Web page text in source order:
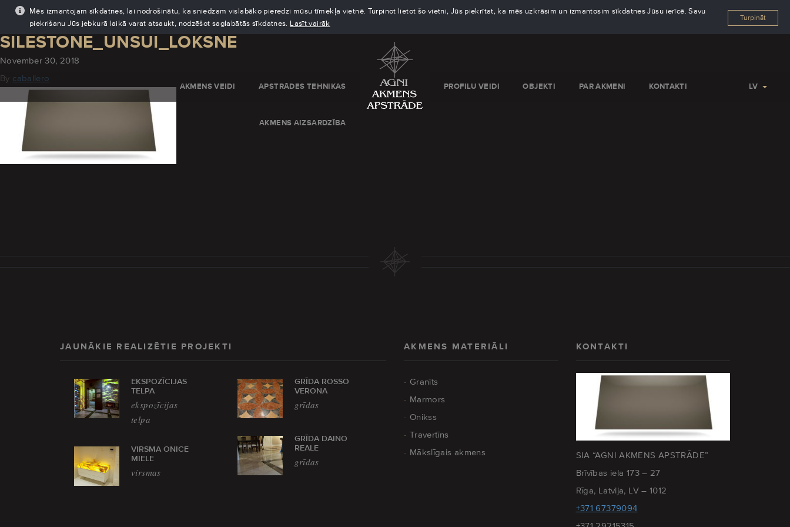
Mēs izmantojam sīkdatnes, lai nodrošinātu, ka sniedzam vislabāko pieredzi mūsu tīmekļa vietnē. Turpinot lietot šo vietni, Jūs piekrītat, ka mēs uzkrāsim un izmantosim sīkdatnes Jūsu ierīcē. Savu
piekrišanu Jūs jebkurā laikā varat atsaukt, nodzēšot saglabātās sīkdatnes. Lasīt vairāk
Turpināt
AKMENS VEIDI APSTRĀDES TEHNIKAS
AKMENS AIZSARDZĪBA
PROFILU VEIDI OBJEKTI PAR AKMENI KONTAKTI LV
SILESTONE_UNSUI_LOKSNE
November 30, 2018
By caballero
JAUNĀKIE REALIZĒTIE PROJEKTI
EKSPOZĪCIJAS
TELPA
ekspozīcijas
telpa
VIRSMA ONICE
MIELE
virsmas
GRĪDA ROSSO
VERONA
grīdas
GRĪDA DAINO
REALE
grīdas
AKMENS MATERIĀLI
Granīts
Marmors
Onikss
Travertīns
Mākslīgais akmens
KONTAKTI
SIA “AGNI AKMENS APSTRĀDE”
Brīvības iela 173 – 27
Rīga, Latvija, LV – 1012
+371 67379094